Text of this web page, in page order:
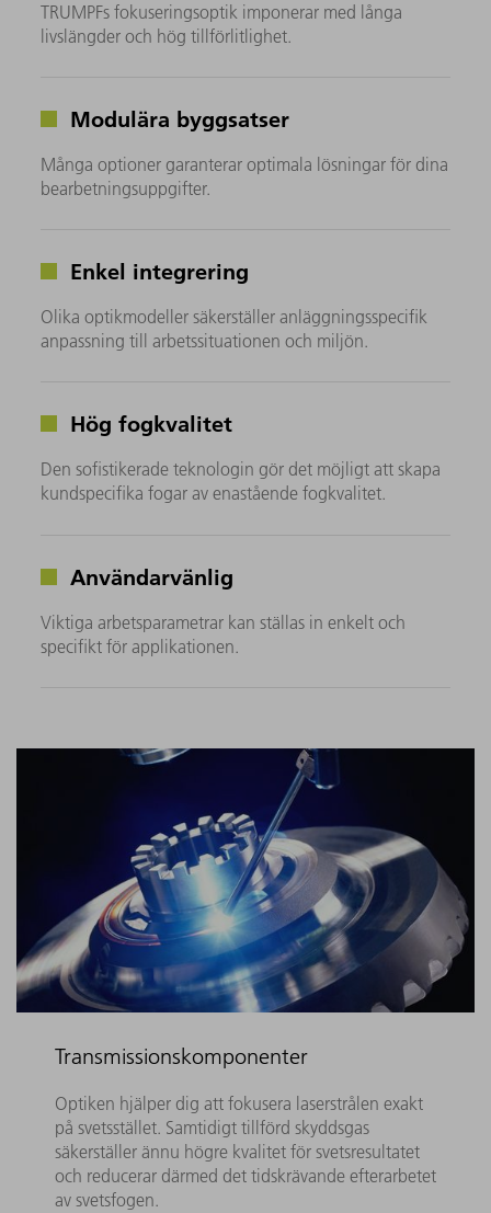
TRUMPFs fokuseringsoptik imponerar med långa
livslängder och hög tillförlitlighet.
Modulära byggsatser
Många optioner garanterar optimala lösningar för dina
bearbetningsuppgifter.
Enkel integrering
Olika optikmodeller säkerställer anläggningsspecifik
anpassning till arbetssituationen och miljön.
Hög fogkvalitet
Den sofistikerade teknologin gör det möjligt att skapa
kundspecifika fogar av enastående fogkvalitet.
Användarvänlig
Viktiga arbetsparametrar kan ställas in enkelt och
specifikt för applikationen.
Transmissionskomponenter
Optiken hjälper dig att fokusera laserstrålen exakt
på svetsstället. Samtidigt tillförd skyddsgas
säkerställer ännu högre kvalitet för svetsresultatet
och reducerar därmed det tidskrävande efterarbetet
av svetsfogen.